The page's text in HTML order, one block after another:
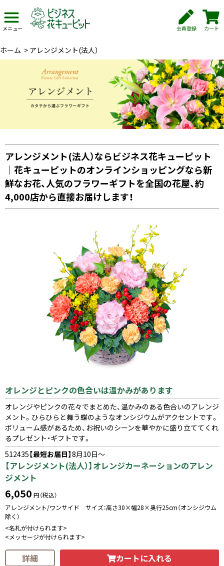
メニュー 会員登録 カート
ホーム > アレンジメント(法人）
アレンジメント(法人）ならビジネス花キューピット
｜花キューピットのオンラインショッピングなら新
鮮なお花、人気のフラワーギフトを全国の花屋、約
4,000店から直接お届けします！
オレンジとピンクの色合いは温かみがあります
オレンジやピンクの花々でまとめた、温かみのある色合いのアレンジ
メント。ひらひらと舞う蝶のようなオンシジウムがアクセントです。
ボリューム感があるため、お祝いのシーンを華やかに盛り立ててくれ
るプレゼント・ギフトです。
512435【最短お届日】8月10日～
【アレンジメント(法人）】オレンジカーネーションのアレン
ジメント
6,050 円（税込）
アレンジメント/ワンサイド サイズ：高さ30×幅28×奥行25cm（オンシジウム
除く）
<名札が付けられます>
<メッセージが付けられます>
詳細 カートに入れる